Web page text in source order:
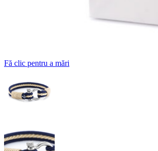
Fă clic pentru a mări